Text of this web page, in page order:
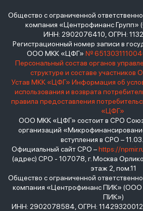
Общество с ограниченной
компания «Центрофинанс
ИНН: 2902076410, ОГРН:
Регистрационный номер записи в
ООО МКК «ЦФГ» №
Персональный состав органов
структуре и составе
Устав МКК «ЦФГ» Информация об
использования и возврата
правила предоставления
«ЦФГ»
ООО МКК «ЦФГ» состоит в СРО
организаций
вступления в СРО –
Официальный сайт СРО –https://
(адрес) СРО - 107078, г. Москва
этаж 2, пом.11
Общество с ограниченной
компания «Центрофинанс ПИК»
ПИК»)
ИНН: 2902078584, ОГРН: